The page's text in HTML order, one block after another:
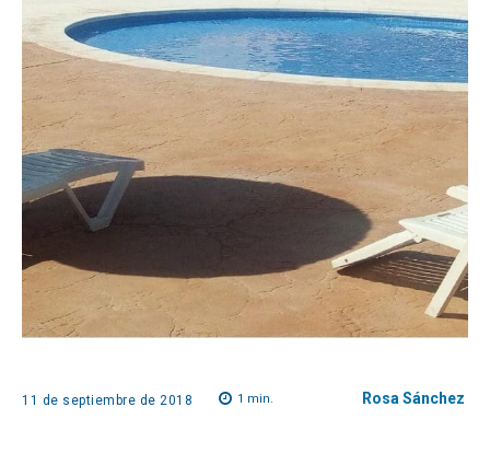
11 de septiembre de 2018 1 min. Rosa Sánchez